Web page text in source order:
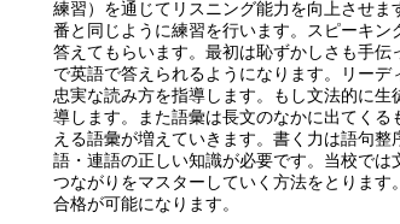
練習）を通じてリスニング能力を向上させ
番と同じように練習を行います。スピーキ
答えてもらいます。最初は恥ずかしさも手
で英語で答えられるようになります。リー
忠実な読み方を指導します。もし文法的に
導します。また語彙は長文のなかに出てく
える語彙が増えていきます。書く力は語句
語・連語の正しい知識が必要です。当校で
つながりをマスターしていく方法をとりま
合格が可能になります。